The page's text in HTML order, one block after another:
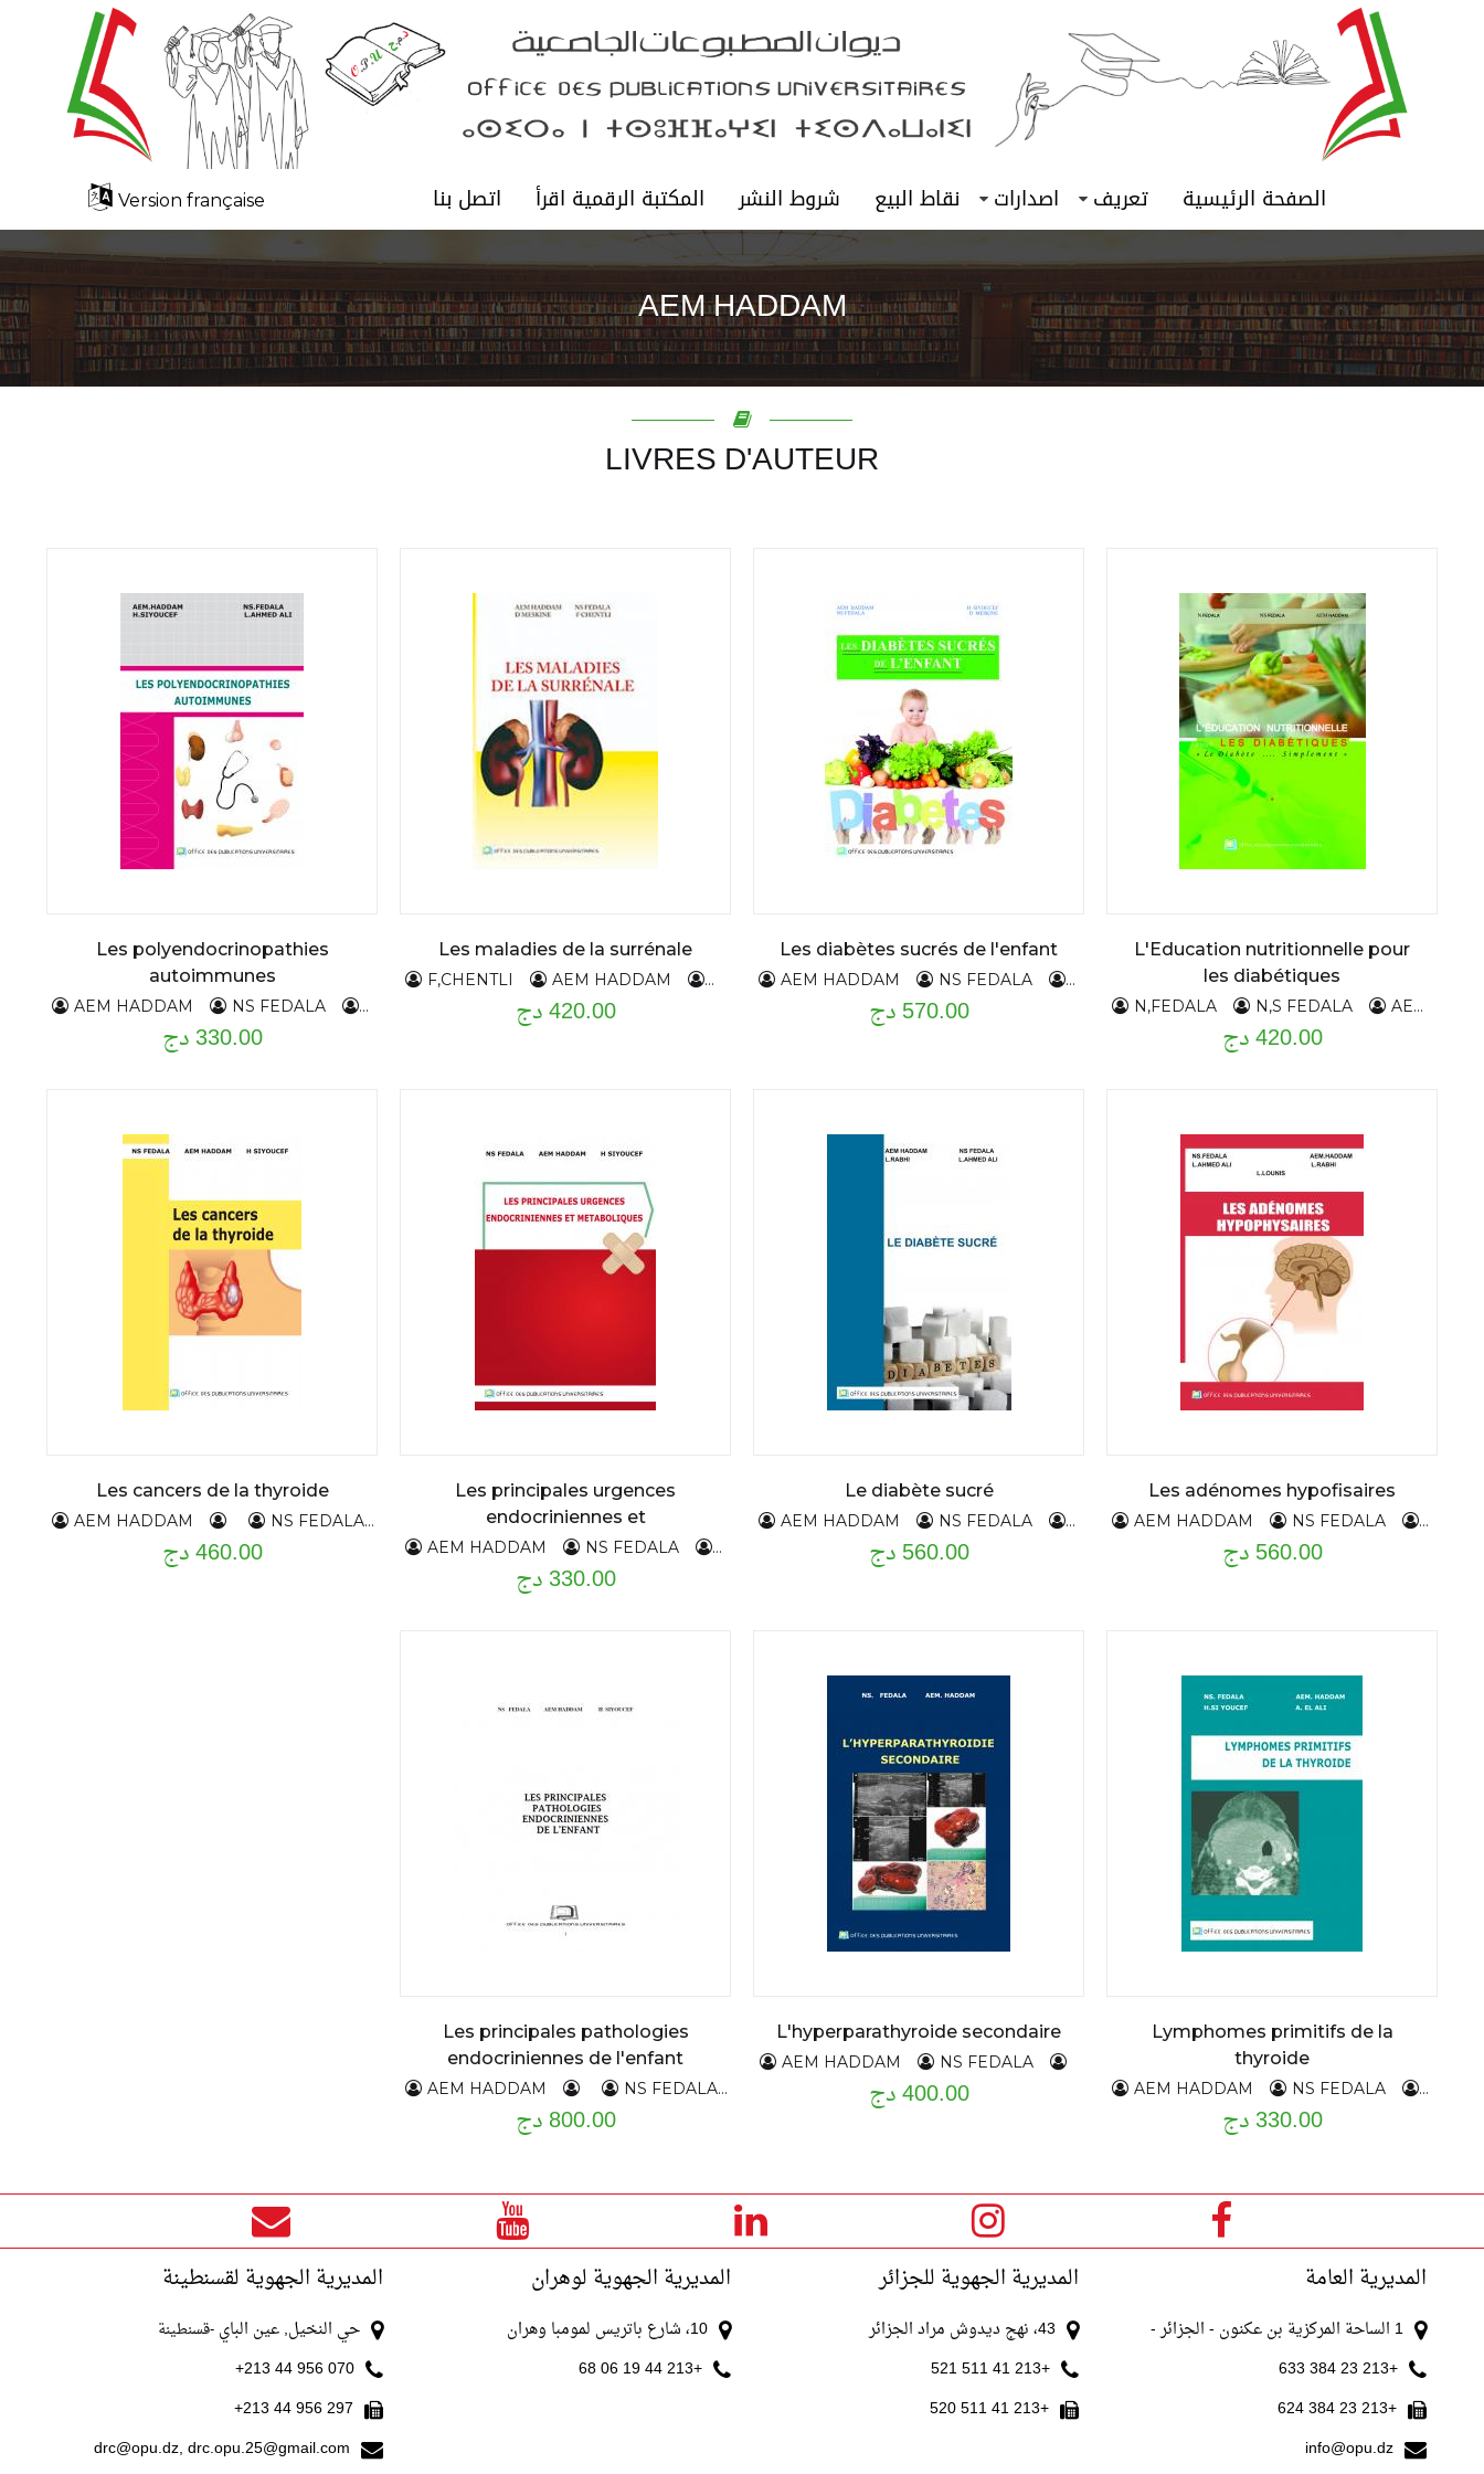
الصفحة الرئيسية تعريف اصدارات نقاط البيع شروط النشر المكتبة الرقمية اقرأ اتصل بنا Version française
AEM HADDAM
LIVRES D'AUTEUR
L'Education nutritionnelle pour
les diabétiques
N,FEDALA N,S FEDALA AEM HADDAM
420.00 دج
Les diabètes sucrés de l'enfant
AEM HADDAM NS FEDALA H,SIYOUCEF D MESKINE
570.00 دج
Les maladies de la surrénale
F,CHENTLI AEM HADDAM NS FEDALA D MESKINE
420.00 دج
Les polyendocrinopathies
autoimmunes
AEM HADDAM NS FEDALA H,SIYOUCEF L,AHMED Ali
330.00 دج
Les adénomes hypofisaires
AEM HADDAM NS FEDALA
560.00 دج
Le diabète sucré
AEM HADDAM NS FEDALA L,RABHI L,AHMED Ali
560.00 دج
Les principales urgences
endocriniennes et
métaboliques
AEM HADDAM NS FEDALA H,SIYOUCEF
330.00 دج
Les cancers de la thyroide
AEM HADDAM NS FEDALA H,SIYOUCEF
460.00 دج
Lymphomes primitifs de la
thyroide
AEM HADDAM NS FEDALA
330.00 دج
L'hyperparathyroide secondaire
AEM HADDAM NS FEDALA
400.00 دج
Les principales pathologies
endocriniennes de l'enfant
AEM HADDAM NS FEDALA
800.00 دج
المديرية العامة
1 الساحة المركزية بن عكنون - الجزائر -
+213 23 384 633
+213 23 384 624
info@opu.dz
المديرية الجهوية للجزائر
43، نهج ديدوش مراد الجزائر
+213 41 511 521
+213 41 511 520
المديرية الجهوية لوهران
10، شارع باتريس لمومبا وهران
+213 44 19 06 68
المديرية الجهوية لقسنطينة
حي النخيل, عين الباي -قسنطينة
070 956 44 213+
297 956 44 213+
drc@opu.dz, drc.opu.25@gmail.com